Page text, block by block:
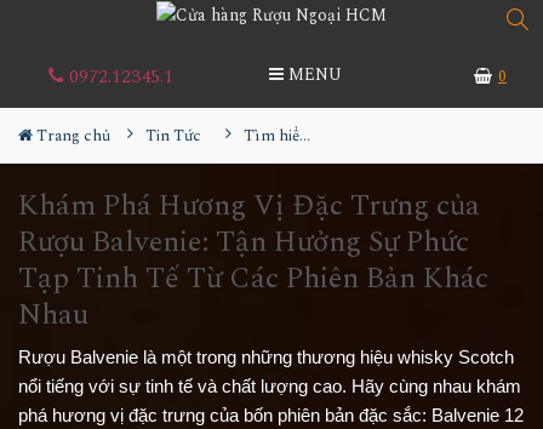
0972.12345.1 MENU 0
Trang chủ Tin Tức Tìm hiểu về rượu
Khám Phá Hương Vị Đặc Trưng của
Rượu Balvenie: Tận Hưởng Sự Phức
Tạp Tinh Tế Từ Các Phiên Bản Khác
Nhau
Rượu Balvenie là một trong những thương hiệu whisky Scotch
nổi tiếng với sự tinh tế và chất lượng cao. Hãy cùng nhau khám
phá hương vị đặc trưng của bốn phiên bản đặc sắc: Balvenie 12